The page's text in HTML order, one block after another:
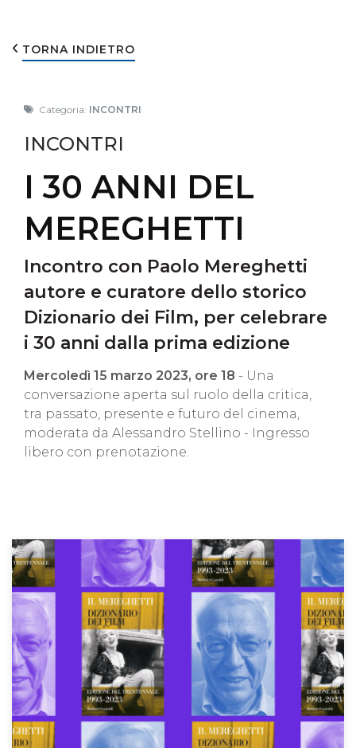
TORNA INDIETRO
Categoria: INCONTRI
INCONTRI
I 30 ANNI DEL
MEREGHETTI
Incontro con Paolo Mereghetti
autore e curatore dello storico
Dizionario dei Film, per celebrare
i 30 anni dalla prima edizione
Mercoledì 15 marzo 2023, ore 18 - Una
conversazione aperta sul ruolo della critica,
tra passato, presente e futuro del cinema,
moderata da Alessandro Stellino - Ingresso
libero con prenotazione.